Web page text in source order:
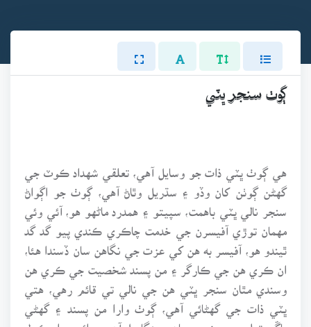
ڳوٺ سنجر ڀٽي
هي ڳوٺ ڀٽي ذات جو وسايل آهي، تعلقي شهداد ڪوٽ جي
گهڻن ڳوٺن کان وڏو ۽ سڌريل وٿاڻ آهي، ڳوٺ جو اڳواڻ
سنجر نالي ڀٽي باهمت، سپيتو ۽ همدرد ماڻهو هو، آئي وئي
مهمان توڙي آفيسرن جي خدمت چاڪري ڪندي پيو گد گد
ٿيندو هو، آفيسر به هن کي عزت جي نگاهن سان ڏسندا هئا،
ان ڪري هن جي ڪارگر ۽ من پسند شخصيت جي ڪري هن
وسندي مٿان سنجر ڀٽي هن جي نالي تي قائم رهي، هتي
ڀٽي ذات جي گهڻائي آهي، ڳوٺ وارا من پسند ۽ گهڻي
ڀاڱي تعليم جي زيور سان سينگاريل آهن، پرائمري اسڪول